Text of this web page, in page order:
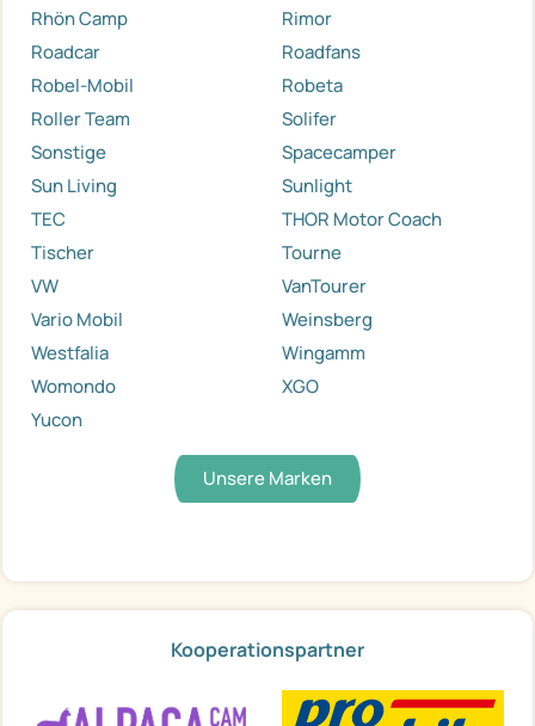
Rhön Camp
Rimor
Roadcar
Roadfans
Robel-Mobil
Robeta
Roller Team
Solifer
Sonstige
Spacecamper
Sun Living
Sunlight
TEC
THOR Motor Coach
Tischer
Tourne
VW
VanTourer
Vario Mobil
Weinsberg
Westfalia
Wingamm
Womondo
XGO
Yucon
Unsere Marken
Kooperationspartner